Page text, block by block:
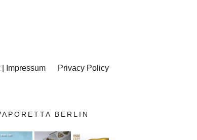
Impressum Privacy Policy
BERLIN